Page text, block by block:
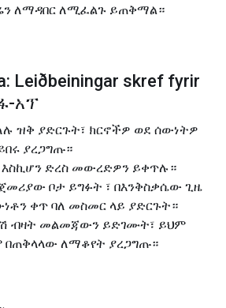
ለማዳበር ለሚፈልጉ ይጠቅማል።
Leiðbeiningar skref fyrir
አፕ
ዝቅ ያድርጉት፣ ክርኖችዎ ወደ ሰውነትዎ
ያረጋግጡ።
እስኪሆን ድረስ መውረድዎን ይቀጥሉ።
ቦታ ይግፉት ፣ በእንቅስቃሴው ጊዜ
ቀጥ ባለ መስመር ላይ ያድርጉት።
ብዛት መልመጃውን ይድገሙት፣ ይህም
በጠቅላላው ለማቆየት ያረጋግጡ።